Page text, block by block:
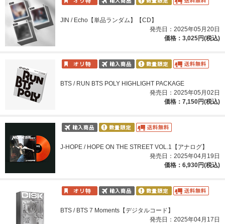
JIN / Echo【単品ランダム】【CD】
発売日：2025年05月20日
価格：3,025円(税込)
BTS / RUN BTS POLY HIGHLIGHT PACKAGE
発売日：2025年05月02日
価格：7,150円(税込)
J-HOPE / HOPE ON THE STREET VOL.1【アナログ】
発売日：2025年04月19日
価格：6,930円(税込)
BTS / BTS 7 Moments【デジタルコード】
発売日：2025年04月17日